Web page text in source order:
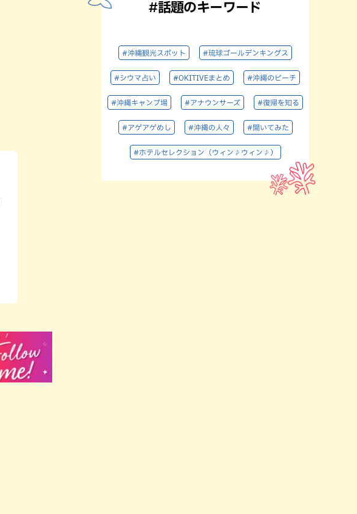
#話題のキーワード
#沖縄観光スポット #琉球ゴールデンキングス
#シウマ占い #OKITIVEまとめ #沖縄のビーチ
#沖縄キャンプ場 #アナウンサーズ #復帰を知る
#アゲアゲめし #沖縄の人々 #聞いてみた
#ホテルセレクション（ウィン♪ウィン♪）